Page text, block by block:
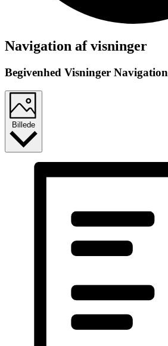
Begivenheder
Navigation af visninger
Begivenhed Visninger Navigation
Billede